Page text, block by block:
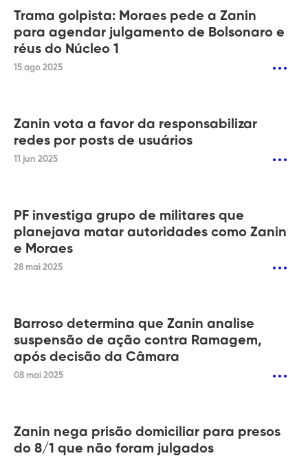
Trama golpista: Moraes pede a Zanin
para agendar julgamento de Bolsonaro e
réus do Núcleo 1
15 ago 2025
Zanin vota a favor da responsabilizar
redes por posts de usuários
11 jun 2025
PF investiga grupo de militares que
planejava matar autoridades como Zanin
e Moraes
28 mai 2025
Barroso determina que Zanin analise
suspensão de ação contra Ramagem,
após decisão da Câmara
08 mai 2025
Zanin nega prisão domiciliar para presos
do 8/1 que não foram julgados